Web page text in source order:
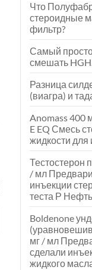
Что
стероидные
фильтр?
Самый
смешать
Разница
(виагра) и
Anomass 400
E EQ Смесь
жидкости для
Тестостерон
/ мл
инъекции
теста Р Нефть
Boldenone
мг / мл
сделали
жидкого